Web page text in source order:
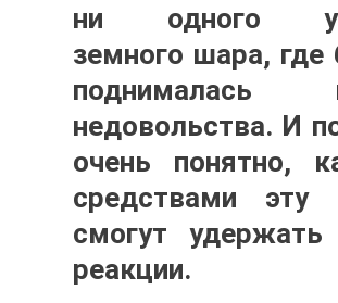
ни одного
земного шара, где
поднималась
недовольства. И
очень понятно,
средствами эту
смогут
реакции.